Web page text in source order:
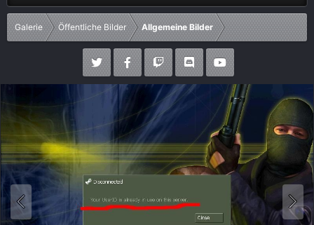
Galerie Öffentliche Bilder Allgemeine Bilder